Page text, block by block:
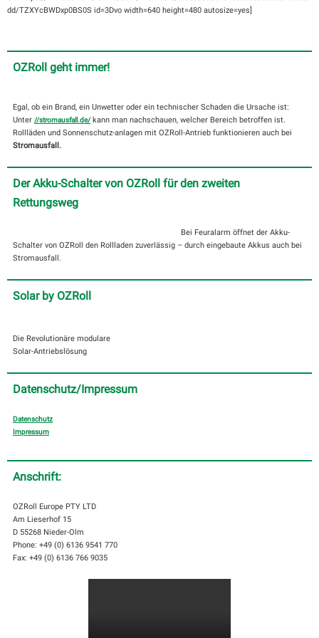
dd/TZXYcBWDxp0BS0S id=3Dvo width=640 height=480 autosize=yes]
OZRoll geht immer!
Egal, ob ein Brand, ein Unwetter oder ein technischer Schaden die Ursache ist:
Unter //stromausfall.de/kann man nachschauen, welcher Bereich betroffen ist.
Rollläden und Sonnenschutz-anlagen mit OZRoll-Antrieb funktionieren auch bei
Stromausfall.
Der Akku-Schalter von OZRoll für den zweiten
Rettungsweg
Bei Feuralarm öffnet der Akku-
Schalter von OZRoll den Rollladen zuverlässig – durch eingebaute Akkus auch bei
Stromausfall.
Solar by OZRoll
Die Revolutionäre modulare
Solar-Antriebslösung
Datenschutz/Impressum
Datenschutz
Impressum
Anschrift:
OZRoll Europe PTY LTD
Am Lieserhof 15
D 55268 Nieder-Olm
Phone: +49 (0) 6136 9541 770
Fax: +49 (0) 6136 766 9035